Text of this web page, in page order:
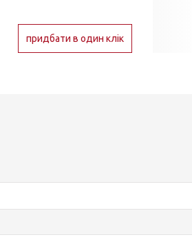
придбати в один клік